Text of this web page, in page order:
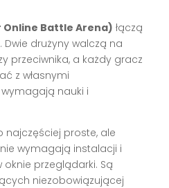
Online Battle Arena) łączą
drużyny walczą na
przeciwnika, a każdy gracz
z własnymi
nauki i
najczęściej proste, ale
wymagają instalacji i
przeglądarki. Są
niezobowiązującej